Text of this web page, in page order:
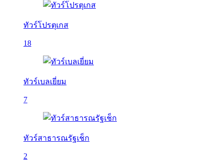
ทัวร์โปรตุเกส
18
ทัวร์เบลเยี่ยม
7
ทัวร์สาธารณรัฐเช็ก
2